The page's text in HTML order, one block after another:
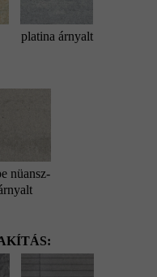
platina árnyalt
nüansz-